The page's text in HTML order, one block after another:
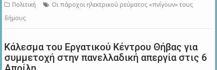
Πολιτική
Οι πάροχοι ηλεκτρικού ρεύματος «πνίγουν» τους
δήμους
Κάλεσμα του Εργατικού Κέντρου Θήβας για
συμμετοχή στην πανελλαδική απεργία στις 6